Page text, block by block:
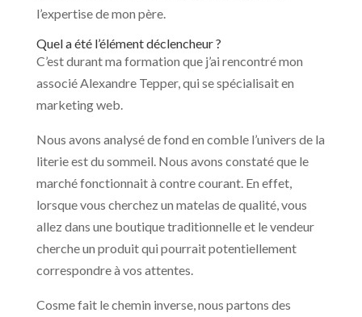
l’expertise de mon père.
Quel a été l’élément déclencheur ?
C’est durant ma formation que j’ai rencontré mon
associé Alexandre Tepper, qui se spécialisait en
marketing web.
Nous avons analysé de fond en comble l’univers de la
literie est du sommeil. Nous avons constaté que le
marché fonctionnait à contre courant. En effet,
lorsque vous cherchez un matelas de qualité, vous
allez dans une boutique traditionnelle et le vendeur
cherche un produit qui pourrait potentiellement
correspondre à vos attentes.
Cosme fait le chemin inverse, nous partons des